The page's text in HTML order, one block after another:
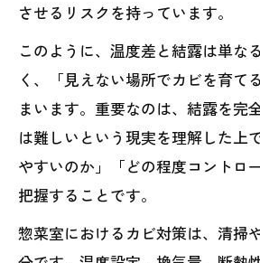
させるリスクを持っています。
このように、温度差と結露は単な
く、「見えない場所でカビを育て
まいます。重要なのは、結露を完
は難しいという現実を理解した上
やすいのか」「どの程度コントロ
把握することです。
惣菜室におけるカビ対策は、清掃